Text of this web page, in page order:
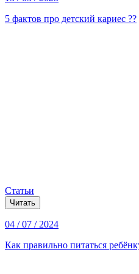
5 фактов про детский кариес ??
Статьи
Читать
04 / 07 / 2024
Как правильно питаться